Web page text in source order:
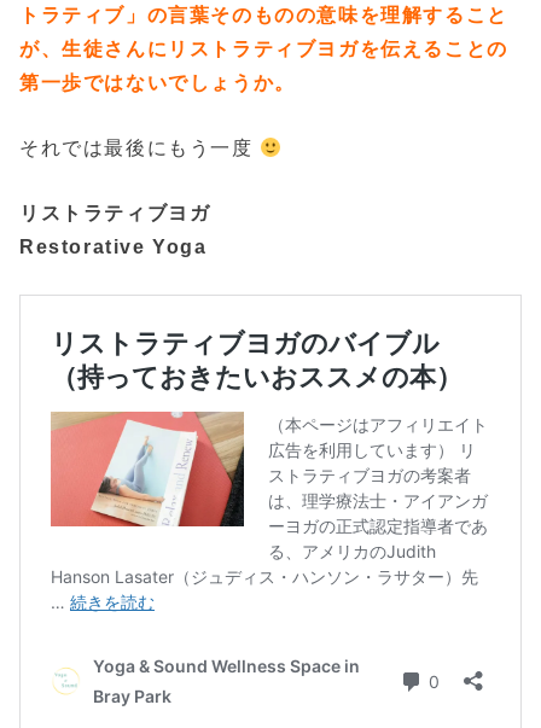
トラティブ」の言葉そのものの意味を理解すること
が、生徒さんにリストラティブヨガを伝えることの
第一歩ではないでしょうか。
それでは最後にもう一度
リストラティブヨガ
Restorative Yoga